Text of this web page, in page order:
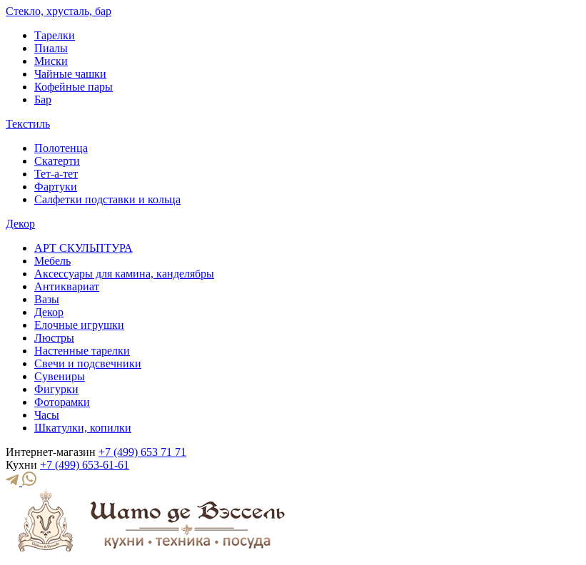
Стекло, хрусталь, бар
Тарелки
Пиалы
Миски
Чайные чашки
Кофейные пары
Бар
Текстиль
Полотенца
Скатерти
Тет-а-тет
Фартуки
Салфетки подставки и кольца
Декор
АРТ СКУЛЬПТУРА
Мебель
Аксессуары для камина, канделябры
Антиквариат
Вазы
Декор
Елочные игрушки
Люстры
Настенные тарелки
Свечи и подсвечники
Сувениры
Фигурки
Фоторамки
Часы
Шкатулки, копилки
Интернет-магазин +7 (499) 653 71 71
Кухни +7 (499) 653-61-61